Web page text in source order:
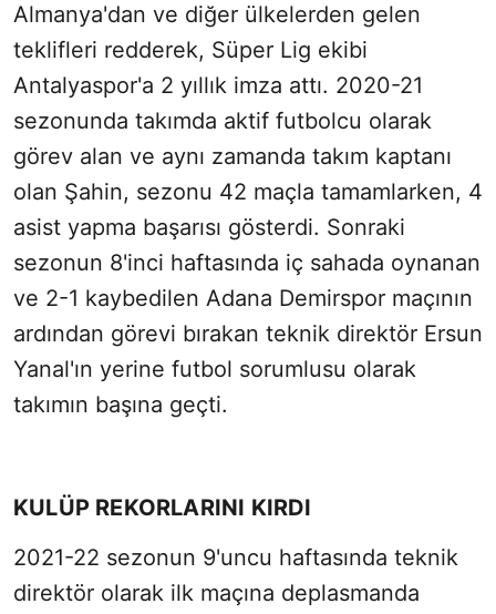
Almanya'dan ve diğer ülkelerden gelen
teklifleri redderek, Süper Lig ekibi
Antalyaspor'a 2 yıllık imza attı. 2020-21
sezonunda takımda aktif futbolcu olarak
görev alan ve aynı zamanda takım kaptanı
olan Şahin, sezonu 42 maçla tamamlarken, 4
asist yapma başarısı gösterdi. Sonraki
sezonun 8'inci haftasında iç sahada oynanan
ve 2-1 kaybedilen Adana Demirspor maçının
ardından görevi bırakan teknik direktör Ersun
Yanal'ın yerine futbol sorumlusu olarak
takımın başına geçti.
KULÜP REKORLARINI KIRDI
2021-22 sezonun 9'uncu haftasında teknik
direktör olarak ilk maçına deplasmanda